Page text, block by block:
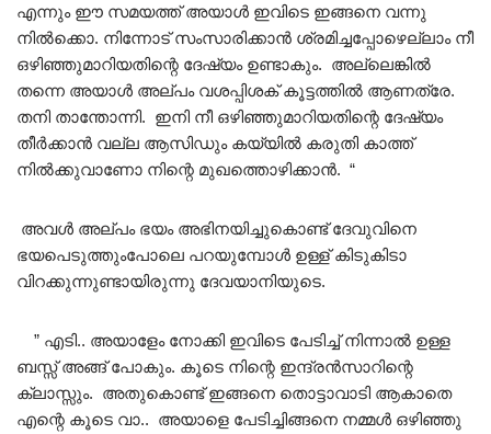
എന്നും ഈ സമയത്ത് അയാൾ ഇവിടെ ഇങ്ങനെ വന്നു
നിൽക്കൊ. നിന്നോട് സംസാരിക്കാൻ ശ്രമിച്ചപ്പോഴെല്ലാം നീ
ഒഴിഞ്ഞുമാറിയതിന്റെ ദേഷ്യം ഉണ്ടാകും. അല്ലെങ്കിൽ
തന്നെ അയാൾ അല്പം വശപ്പിശക് കൂട്ടത്തിൽ ആണത്രേ.
തനി താന്തോന്നി. ഇനി നീ ഒഴിഞ്ഞുമാറിയതിന്റെ ദേഷ്യം
തീർക്കാൻ വല്ല ആസിഡും കയ്യിൽ കരുതി കാത്ത്
നിൽക്കുവാണോ നിന്റെ മുഖത്തൊഴിക്കാൻ. “
അവൾ അല്പം ഭയം അഭിനയിച്ചുകൊണ്ട് ദേവുവിനെ
ഭയപെടുത്തുംപോലെ പറയുമ്പോൾ ഉള്ള് കിടുകിടാ
വിറക്കുന്നുണ്ടായിരുന്നു ദേവയാനിയുടെ.
” എടി.. അയാളേം നോക്കി ഇവിടെ പേടിച്ച് നിന്നാൽ ഉള്ള
ബസ്സ് അങ്ങ് പോകും. കൂടെ നിന്റെ ഇന്ദ്രൻസാറിന്റെ
ക്ലാസ്സും. അതുകൊണ്ട് ഇങ്ങനെ തൊട്ടാവാടി ആകാതെ
എന്റെ കൂടെ വാ.. അയാളെ പേടിച്ചിങ്ങനെ നമ്മൾ ഒഴിഞ്ഞു